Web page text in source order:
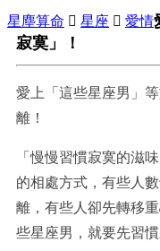
星塵算命  星座  愛情
寂寞」！
愛上「這些星座男」
離！
「慢慢習慣寂寞的滋
的相處方式，有些人
離，有些人卻先轉移
些星座男，就要先習慣